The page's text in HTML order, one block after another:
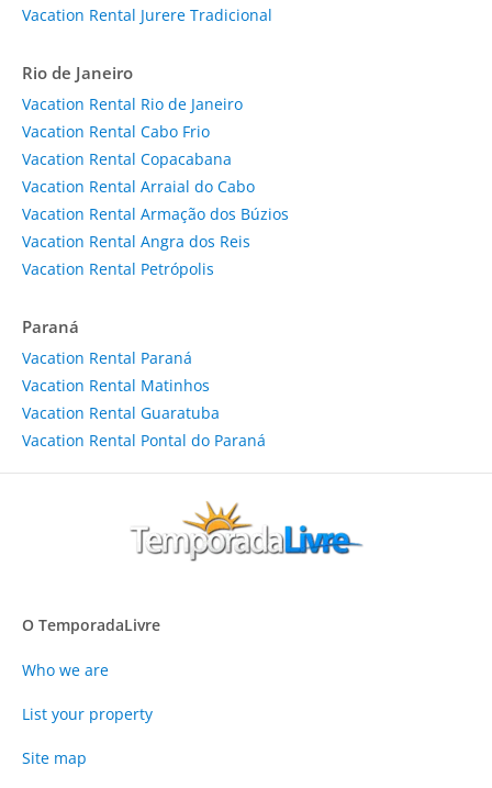
Vacation Rental Jurere Tradicional
Rio de Janeiro
Vacation Rental Rio de Janeiro
Vacation Rental Cabo Frio
Vacation Rental Copacabana
Vacation Rental Arraial do Cabo
Vacation Rental Armação dos Búzios
Vacation Rental Angra dos Reis
Vacation Rental Petrópolis
Paraná
Vacation Rental Paraná
Vacation Rental Matinhos
Vacation Rental Guaratuba
Vacation Rental Pontal do Paraná
O TemporadaLivre
Who we are
List your property
Site map